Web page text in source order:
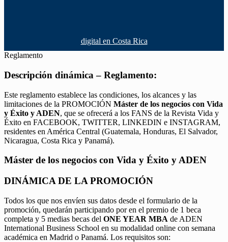
digital en Costa Rica
Reglamento
Descripción dinámica – Reglamento:
Este reglamento establece las condiciones, los alcances y las
limitaciones de la PROMOCIÓN Máster de los negocios con Vida
y Éxito y ADEN, que se ofrecerá a los FANS de la Revista Vida y
Éxito en FACEBOOK, TWITTER, LINKEDIN e INSTAGRAM,
residentes en América Central (Guatemala, Honduras, El Salvador,
Nicaragua, Costa Rica y Panamá).
Máster de los negocios con Vida y Éxito y ADEN
DINÁMICA DE LA PROMOCIÓN
Todos los que nos envíen sus datos desde el formulario de la
promoción, quedarán participando por en el premio de 1 beca
completa y 5 medias becas del ONE YEAR MBA de ADEN
International Business School en su modalidad online con semana
académica en Madrid o Panamá. Los requisitos son: